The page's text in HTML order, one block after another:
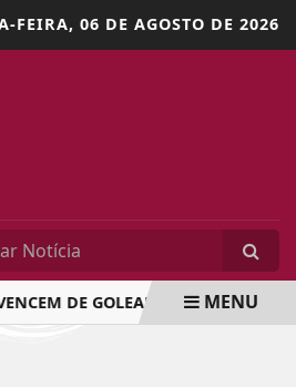
FEIRA, 06 DE AGOSTO DE 2026
DE GOLEADA NA COPA DA
MENU